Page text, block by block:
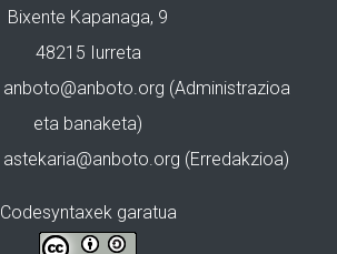
Bixente Kapanaga, 9
48215 Iurreta
anboto@anboto.org (Administrazioa
eta banaketa)
astekaria@anboto.org (Erredakzioa)
Codesyntaxek garatua